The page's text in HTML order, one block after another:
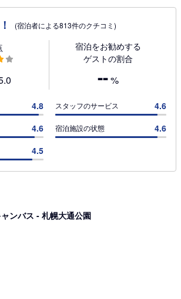
(宿泊者による813件のクチコミ)
宿泊をお勧めする
ゲストの割合
--%
4.8 スタッフのサービス 4.6
4.6 宿泊施設の状態 4.6
4.5
ンバス - 札幌大通公園